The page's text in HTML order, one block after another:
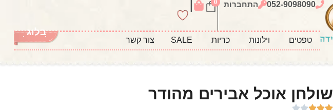
052-9098090 התחברות 0
טפטים וילונות כריות SALE צור קשר
בלוג
שולחן אוכל אבירים מהודר